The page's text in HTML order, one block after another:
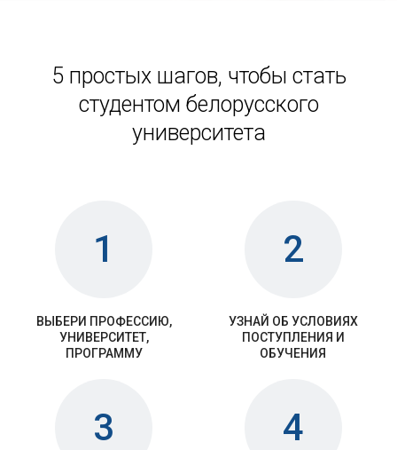
5 простых шагов, чтобы стать
студентом белорусского
университета
1
ВЫБЕРИ ПРОФЕССИЮ,
УНИВЕРСИТЕТ,
ПРОГРАММУ
2
УЗНАЙ ОБ УСЛОВИЯХ
ПОСТУПЛЕНИЯ И
ОБУЧЕНИЯ
3 4